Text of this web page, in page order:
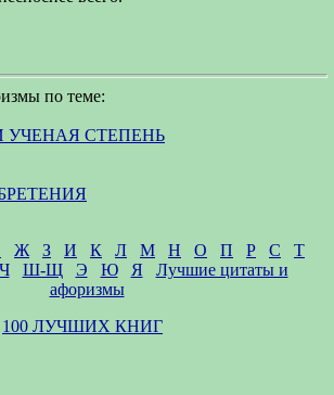
по теме:
УЧЕНАЯ СТЕПЕНЬ
Ж З И К Л М Н О П Р С
Т
Ч Ш-Щ Э Ю Я
Лучшие цитаты и
афоризмы
100 ЛУЧШИХ КНИГ